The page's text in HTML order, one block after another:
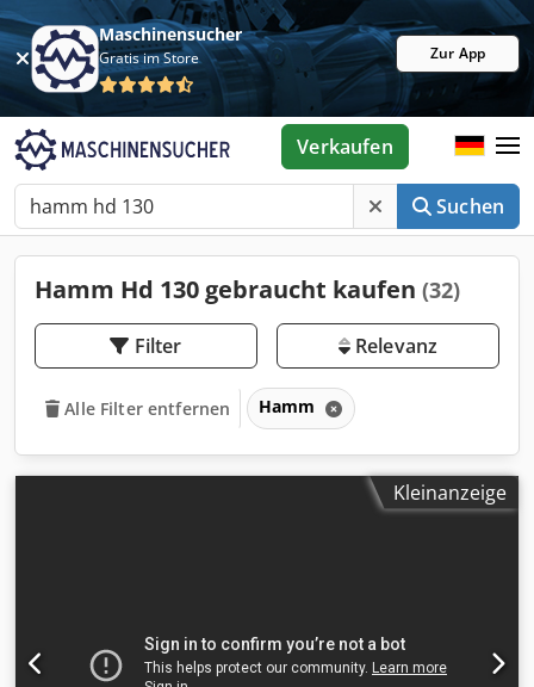
Maschinensucher
Gratis im Store Zur App
Suchen
Verkaufen
Hamm Hd 130 gebraucht kaufen (32)
Filter Relevanz
Alle Filter entfernen Hamm
Kleinanzeige